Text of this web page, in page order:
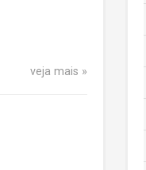
veja mais